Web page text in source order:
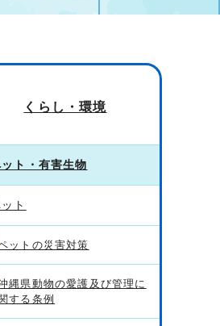
くらし・環境
ト・有害生物
ト
ットの災害対策
縄県動物の愛護及び管理に
する条例